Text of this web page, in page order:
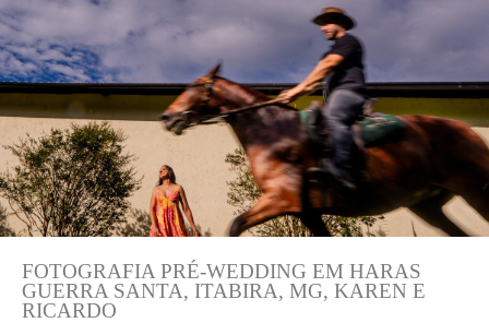
FOTOGRAFIA PRÉ-WEDDING EM HARAS
GUERRA SANTA, ITABIRA, MG, KAREN E
RICARDO